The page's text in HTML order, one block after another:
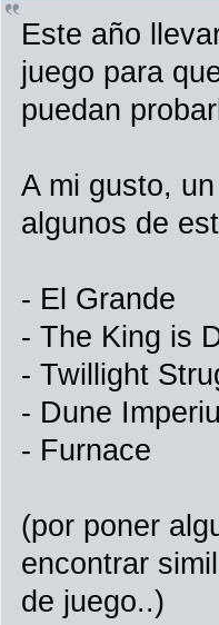
Este año
juego para
puedan
A mi gusto,
algunos de
- El Grande
- The King is
- Twillight
- Dune
- Furnace
(por poner
encontrar
de juego..)